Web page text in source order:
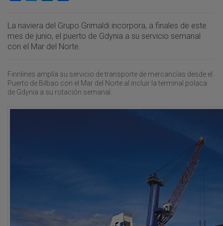
La naviera del Grupo Grimaldi incorpora, a finales de este
mes de junio, el puerto de Gdynia a su servicio semanal
con el Mar del Norte.
Finnlines amplía su servicio de transporte de mercancías desde el
Puerto de Bilbao con el Mar del Norte al incluir la terminal polaca
de Gdynia a su rotación semanal.